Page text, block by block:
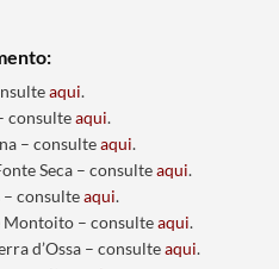
aqui.
consulteaqui.
– consulteaqui.
Seca – consulteaqui.
– consulteaqui.
Montoito – consulteaqui.
d’Ossa – consulteaqui.